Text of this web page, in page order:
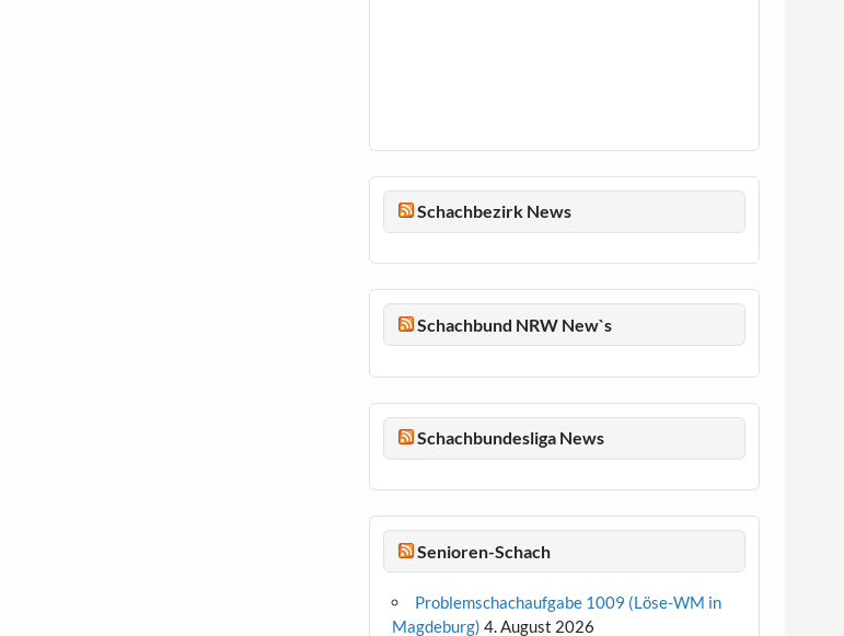
Schachbezirk News
Schachbund NRW New`s
Schachbundesliga News
Senioren-Schach
Problemschachaufgabe 1009 (Löse-WM in
Magdeburg) 4. August 2026